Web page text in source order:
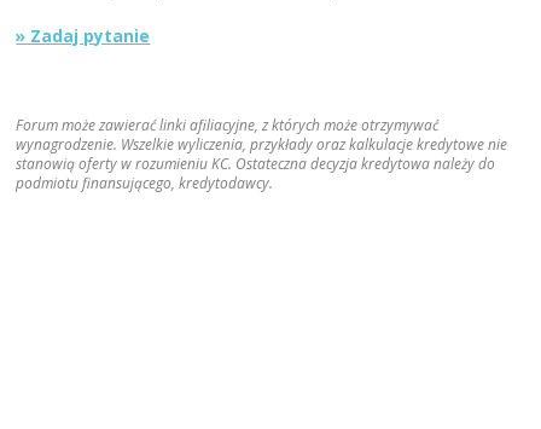
» Zadaj pytanie
Forum może zawierać linki afiliacyjne, z których może otrzymywać
wynagrodzenie. Wszelkie wyliczenia, przykłady oraz kalkulacje kredytowe nie
stanowią oferty w rozumieniu KC. Ostateczna decyzja kredytowa należy do
podmiotu finansującego, kredytodawcy.